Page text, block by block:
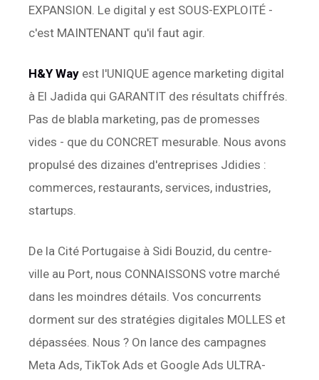
EXPANSION. Le digital y est SOUS-EXPLOITÉ -
c'est MAINTENANT qu'il faut agir.
H&Y Way est l'UNIQUE agence marketing digital
à El Jadida qui GARANTIT des résultats chiffrés.
Pas de blabla marketing, pas de promesses
vides - que du CONCRET mesurable. Nous avons
propulsé des dizaines d'entreprises Jdidies :
commerces, restaurants, services, industries,
startups.
De la Cité Portugaise à Sidi Bouzid, du centre-
ville au Port, nous CONNAISSONS votre marché
dans les moindres détails. Vos concurrents
dorment sur des stratégies digitales MOLLES et
dépassées. Nous ? On lance des campagnes
Meta Ads, TikTok Ads et Google Ads ULTRA-